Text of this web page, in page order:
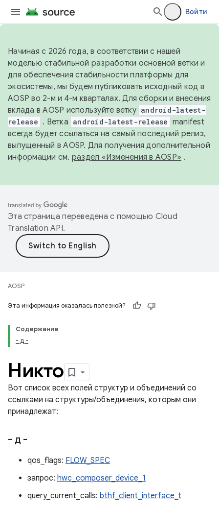
Войти
Начиная с 2026 года, в соответствии с нашей
моделью стабильной разработки основной ветки и
для обеспечения стабильности платформы для
экосистемы, мы будем публиковать исходный код в
AOSP во 2-м и 4-м кварталах. Для сборки и внесения
вклада в AOSP используйте ветку android-latest-
release . Ветка android-latest-release manifest
всегда будет ссылаться на самый последний релиз,
выпущенный в AOSP. Для получения дополнительной
информации см. раздел «Изменения в AOSP» .
Эта страница переведена с помощью Cloud
Translation API.
AOSP
Эта информация оказалась полезной?
Содержание
- д -
Никто
Вот список всех полей структур и объединений со
ссылками на структуры/объединения, которым они
принадлежат:
- д -
qos_flags: FLOW_SPEC
запрос: hwc_composer_device_1
query_current_calls: bthf_client_interface_t